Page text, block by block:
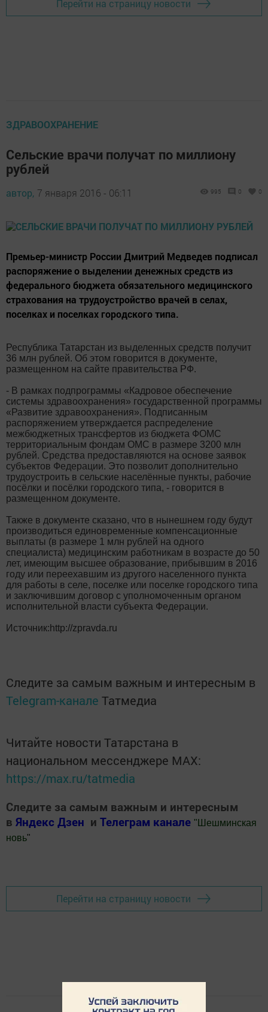
Перейти на страницу новости
ЗДРАВООХРАНЕНИЕ
Сельские врачи получат по миллиону
рублей
автор, 7 января 2016 - 06:11 995 0 0
Премьер-министр России Дмитрий Медведев подписал
распоряжение о выделении денежных средств из
федерального бюджета обязательного медицинского
страхования на трудоустройство врачей в селах,
поселках и поселках городского типа.
Республика Татарстан из выделенных средств получит
36 млн рублей. Об этом говорится в документе,
размещенном на сайте правительства РФ.
- В рамках подпрограммы «Кадровое обеспечение
системы здравоохранения» государственной программы
«Развитие здравоохранения». Подписанным
распоряжением утверждается распределение
межбюджетных трансфертов из бюджета ФОМС
территориальным фондам ОМС в размере 3200 млн
рублей. Средства предоставляются на основе заявок
субъектов Федерации. Это позволит дополнительно
трудоустроить в сельские населённые пункты, рабочие
посёлки и посёлки городского типа, - говорится в
размещенном документе.
Также в документе сказано, что в нынешнем году будут
производиться единовременные компенсационные
выплаты (в размере 1 млн рублей на одного
специалиста) медицинским работникам в возрасте до 50
лет, имеющим высшее образование, прибывшим в 2016
году или переехавшим из другого населенного пункта
для работы в селе, поселке или поселке городского типа
и заключившим договор с уполномоченным органом
исполнительной власти субъекта Федерации.
Источник:http://zpravda.ru
Следите за самым важным и интересным в
Telegram-канале Татмедиа
Читайте новости Татарстана в
национальном мессенджере MАХ:
https://max.ru/tatmedia
Следите за самым важным и интересным
в Яндекс Дзен и Телеграм канале " Шешминская
новь"
Перейти на страницу новости